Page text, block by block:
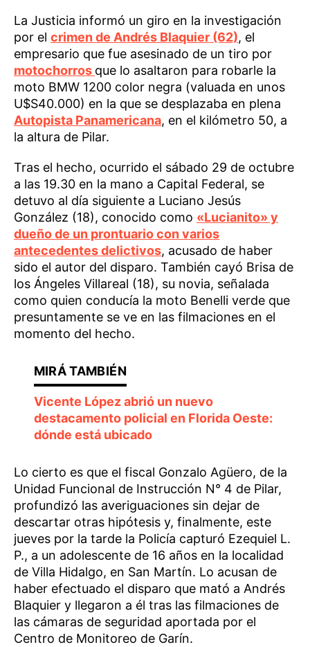
La Justicia informó un giro en la investigación
por el crimen de Andrés Blaquier (62), el
empresario que fue asesinado de un tiro por
motochorros que lo asaltaron para robarle la
moto BMW 1200 color negra (valuada en unos
U$S40.000) en la que se desplazaba en plena
Autopista Panamericana, en el kilómetro 50, a
la altura de Pilar.
Tras el hecho, ocurrido el sábado 29 de octubre
a las 19.30 en la mano a Capital Federal, se
detuvo al día siguiente a Luciano Jesús
González (18), conocido como «Lucianito» y
dueño de un prontuario con varios
antecedentes delictivos, acusado de haber
sido el autor del disparo. También cayó Brisa de
los Ángeles Villareal (18), su novia, señalada
como quien conducía la moto Benelli verde que
presuntamente se ve en las filmaciones en el
momento del hecho.
Vicente López abrió un nuevo
destacamento policial en Florida Oeste:
dónde está ubicado
Lo cierto es que el fiscal Gonzalo Agüero, de la
Unidad Funcional de Instrucción N° 4 de Pilar,
profundizó las averiguaciones sin dejar de
descartar otras hipótesis y, finalmente, este
jueves por la tarde la Policía capturó Ezequiel L.
P., a un adolescente de 16 años en la localidad
de Villa Hidalgo, en San Martín. Lo acusan de
haber efectuado el disparo que mató a Andrés
Blaquier y llegaron a él tras las filmaciones de
las cámaras de seguridad aportada por el
Centro de Monitoreo de Garín.